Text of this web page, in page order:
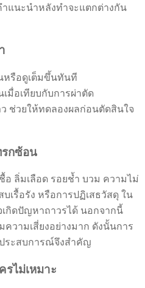
แนะนำหลังทำจะแตกต่างกัน
รือดูเต็มขึ้นทันที
มื่อเทียบกับการผ่าตัด
ช่วยให้ทดลองผลก่อนตัดสินใจ
รกซ้อน
อ ลิ่มเลือด รอยช้ำ บวม ความไม่
เรื้อรัง หรือการปฏิเสธวัสดุ ใน
กิดปัญหาถาวรได้ นอกจากนี้
วามเสี่ยงอย่างมาก ดังนั้นการ
ระสบการณ์จึงสำคัญ
ไม่เหมาะ